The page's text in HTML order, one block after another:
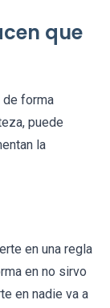
que
de forma
puede
la
en una regla
en no sirvo
en nadie va a